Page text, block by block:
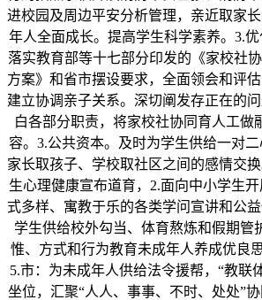
进校园及周边平安分析管理，亲近取家
年人全面成长。提高学生科学素养。3.
落实教育部等十七部分印发的《家校社
方案》和省市摆设要求，全面领会和评估
建立协调亲子关系。深切阐发存正在的
白各部分职责，将家校社协同育人工做
容。3.公共资本。及时为学生供给一对
家长取孩子、学校取社区之间的感情交
生心理健康宣布道育，2.面向中小学生
式多样、寓教于乐的各类学问宣讲和公
学生供给校外勾当、体育熬炼和假期管
惟、方式和行为教育未成年人养成优良
5.市：为未成年人供给法令援帮，“教联
坐位，汇聚“人人、事事、不时、处处”